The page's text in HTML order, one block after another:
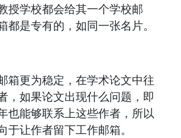
授学校都会给其一个学校邮
都是专有的，如同一张名片。
箱更为稳定，在学术论文中往
，如果论文出现什么问题，即
也能够联系上这些作者，所以
于让作者留下工作邮箱。